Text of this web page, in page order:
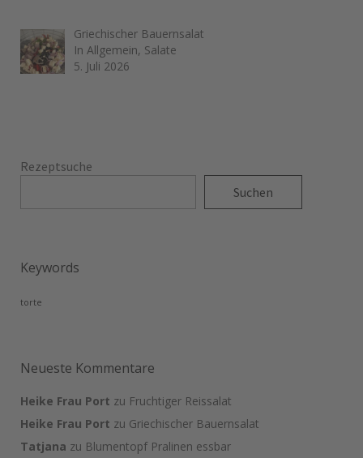
Griechischer Bauernsalat
In Allgemein, Salate
5. Juli 2026
Rezeptsuche
Suchen
Keywords
torte
Neueste Kommentare
Heike Frau Port zu Fruchtiger Reissalat
Heike Frau Port zu Griechischer Bauernsalat
Tatjana zu Blumentopf Pralinen essbar